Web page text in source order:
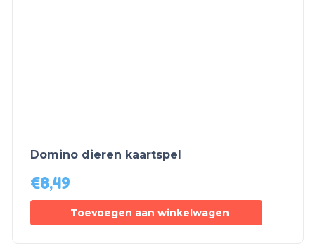
Domino dieren kaartspel
€8,49
Toevoegen aan winkelwagen